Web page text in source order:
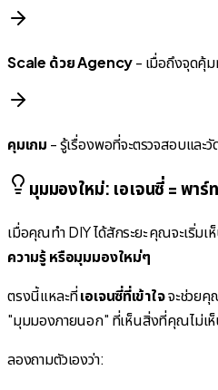
Scale ด้วย Agency- เมื่อถึงจุดคุ้
คุมเกม - รู้เรื่องพอที่จะตรวจสอบและวั
มุมมองใหม่: เอเจนซี่ = พาร์
เมื่อคุณทำ DIY ได้สักระยะ คุณจะเริ่ม
ความรู้ หรือมุมมองใหม่ๆ
ตรงนี้แหละที่เอเจนซี่ที่เข้าใจจะช่วยคุ
"มุมมองภายนอก" ที่เห็นสิ่งที่คุณไม่เ
ลองถามตัวเองว่า: